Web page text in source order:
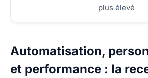
plus élevé
Automatisation,
et performance : la